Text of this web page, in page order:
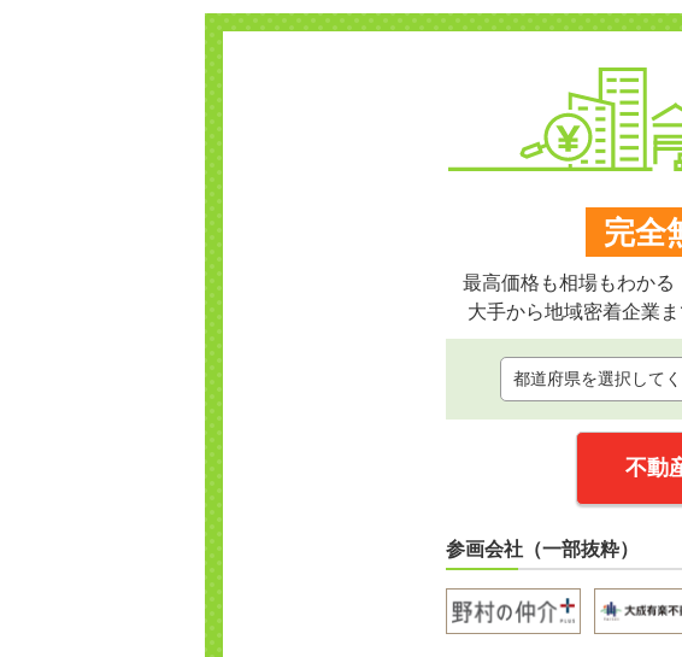
完全
最高価格も相場もわかる
大手から地域密着企業ま
不動
参画会社（一部抜粋）